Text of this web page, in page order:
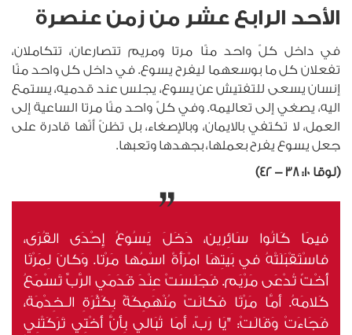
الأحد الرابع عشر من زمن عنصرة
في داخل كلّ واحد منّا مرتا ومريم تتصارعان، تتكاملان،
تفعلان كل ما بوسعهما ليفرح يسوع. في داخل كل واحد منّا
إنسان يسعى للتفتيش عن يسوع، يجلس عند قدميه، يستمع
اليه، يصغي إلى تعاليمه. وفي كلّ واحد منّا مرتا الساعية إلى
العمل، لا تكتفي بالايمان، وبالإصغاء، بل تظنّ أنّها قادرة على
جعل يسوع يفرح بعملها، بجهدها وتعبها.
(لوقا 10: 38 - 42)
فيمَا كَانُوا سَائِرين، دَخَلَ يَسُوعُ إِحْدَى القُرَى،
فاسْتَقْبَلَتْهُ في بَيتِهَا امْرَأَةٌ اسْمُها مَرْتا. وَكانَ لِمَرْتَا
أُخْتٌ تُدْعَى مَرْيَم. فَجَلَسَتْ عِنْدَ قَدَمَي الرَّبِّ تَسْمَعُ
كَلامَهُ. أَمَّا مَرْتَا فَكانَتْ مُنْهَمِكَةً بِكَثْرَةِ الـخِدْمَة،
فَجَاءَتْ وَقَالَتْ: "يَا رَبّ، أَمَا تُبَالي بِأَنَّ أُخْتِي تَرَكَتْنِي